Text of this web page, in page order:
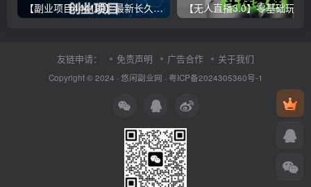
【副业项目4441期】最新长久稳定暴利项目，运费险全新玩法，日赚1000（包含详细教程，全程指导）
友链申请： 免责声明 广告合作 关于我们
Copyright © 2024 · 悠闲副业网 · 粤ICP备2024305360号-1